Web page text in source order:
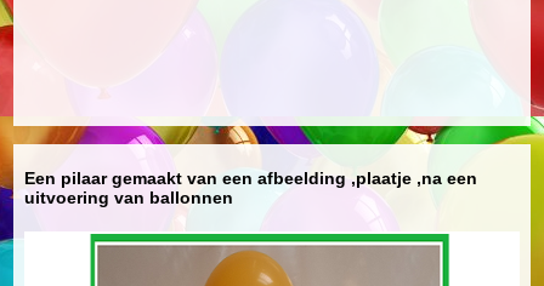
Een pilaar gemaakt van een afbeelding ,plaatje ,na een
uitvoering van ballonnen